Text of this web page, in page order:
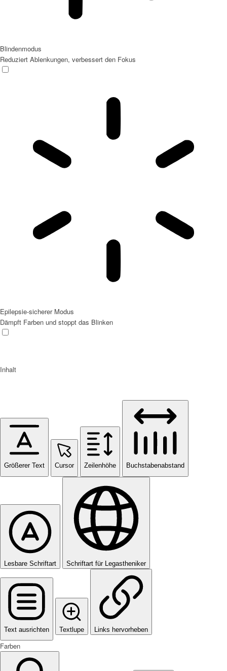
Blindenmodus
Reduziert Ablenkungen, verbessert den Fokus
Epilepsie-sicherer Modus
Dämpft Farben und stoppt das Blinken
Inhalt
Größerer Text Cursor Zeilenhöhe Buchstabenabstand
Lesbare Schriftart Schriftart für Legastheniker
Text ausrichten Textlupe Links hervorheben
Farben